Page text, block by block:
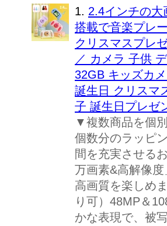
1. 2.4インチの
搭載で音楽プレ
クリスマスプレ
／ カメラ 子供
32GB キッズカ
誕生日 クリスマ
子 誕生日プレゼ
▼複数商品を個
個数分のラッピ
間を充実させる
万画素&高解像
高画質を楽しめ
り可）48MP＆
かな表現で、被